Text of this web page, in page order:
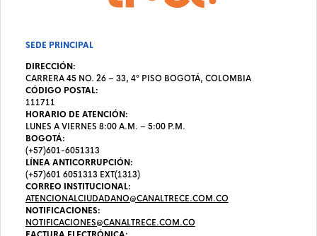
SEDE PRINCIPAL
DIRECCIÓN:
CARRERA 45 NO. 26 – 33, 4º PISO BOGOTÁ, COLOMBIA
CÓDIGO POSTAL:
111711
HORARIO DE ATENCIÓN:
LUNES A VIERNES 8:00 A.M. – 5:00 P.M.
BOGOTÁ:
(+57)601-6051313
LÍNEA ANTICORRUPCIÓN:
(+57)601 6051313 EXT(1313)
CORREO INSTITUCIONAL:
ATENCIONALCIUDADANO@CANALTRECE.COM.CO
NOTIFICACIONES:
NOTIFICACIONES@CANALTRECE.COM.CO